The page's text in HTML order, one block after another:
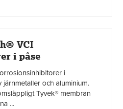
VCI
i påse
i
och aluminium.
Tyvek® membran
...